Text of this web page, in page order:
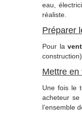
eau,
réaliste.
Préparer
Pour la
Mettre en
Une fois le
acheteur
l’ensemble